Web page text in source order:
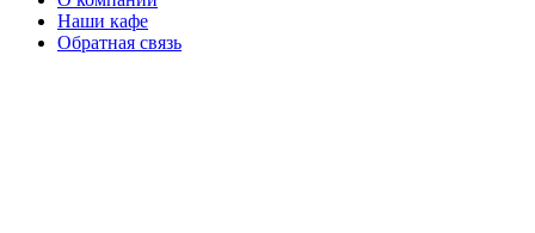
Наши кафе
Обратная связь